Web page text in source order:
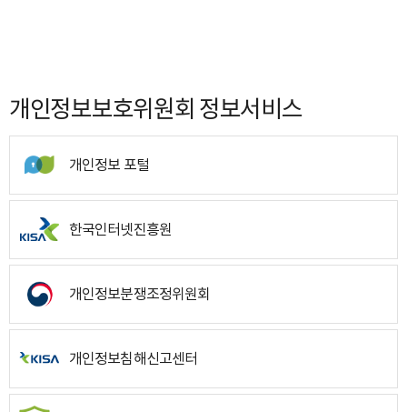
개인정보보호위원회 정보서비스
개인정보 포털
한국인터넷진흥원
개인정보분쟁조정위원회
개인정보침해신고센터